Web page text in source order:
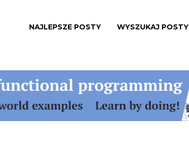
NAJLEPSZE POSTY WYSZUKAJ POSTY